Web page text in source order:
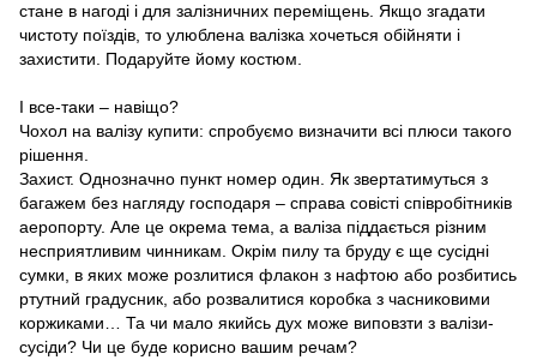
стане в нагоді і для залізничних переміщень. Якщо згадати
чистоту поїздів, то улюблена валізка хочеться обійняти і
захистити. Подаруйте йому костюм.
І все-таки – навіщо?
Чохол на валізу купити: спробуємо визначити всі плюси такого
рішення.
Захист. Однозначно пункт номер один. Як звертатимуться з
багажем без нагляду господаря – справа совісті співробітників
аеропорту. Але це окрема тема, а валіза піддається різним
несприятливим чинникам. Окрім пилу та бруду є ще сусідні
сумки, в яких може розлитися флакон з нафтою або розбитись
ртутний градусник, або розвалитися коробка з часниковими
коржиками… Та чи мало якийсь дух може виповзти з валізи-
сусіди? Чи це буде корисно вашим речам?